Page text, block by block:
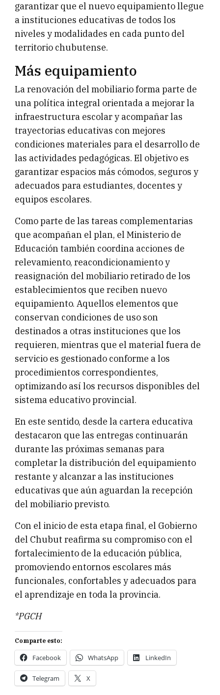
garantizar que el nuevo equipamiento llegue
a instituciones educativas de todos los
niveles y modalidades en cada punto del
territorio chubutense.
Más equipamiento
La renovación del mobiliario forma parte de
una política integral orientada a mejorar la
infraestructura escolar y acompañar las
trayectorias educativas con mejores
condiciones materiales para el desarrollo de
las actividades pedagógicas. El objetivo es
garantizar espacios más cómodos, seguros y
adecuados para estudiantes, docentes y
equipos escolares.
Como parte de las tareas complementarias
que acompañan el plan, el Ministerio de
Educación también coordina acciones de
relevamiento, reacondicionamiento y
reasignación del mobiliario retirado de los
establecimientos que reciben nuevo
equipamiento. Aquellos elementos que
conservan condiciones de uso son
destinados a otras instituciones que los
requieren, mientras que el material fuera de
servicio es gestionado conforme a los
procedimientos correspondientes,
optimizando así los recursos disponibles del
sistema educativo provincial.
En este sentido, desde la cartera educativa
destacaron que las entregas continuarán
durante las próximas semanas para
completar la distribución del equipamiento
restante y alcanzar a las instituciones
educativas que aún aguardan la recepción
del mobiliario previsto.
Con el inicio de esta etapa final, el Gobierno
del Chubut reafirma su compromiso con el
fortalecimiento de la educación pública,
promoviendo entornos escolares más
funcionales, confortables y adecuados para
el aprendizaje en toda la provincia.
*PGCH
Comparte esto:
Facebook WhatsApp LinkedIn
Telegram X